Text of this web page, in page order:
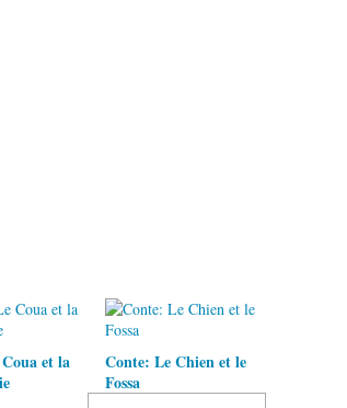
et la
Conte: Le Chien et le
Fossa